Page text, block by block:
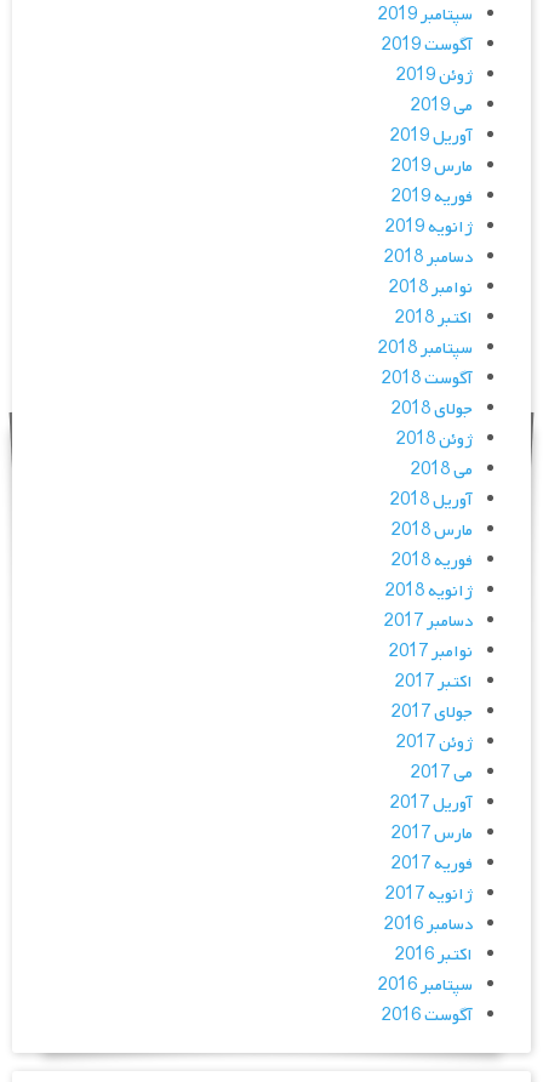
سپتامبر 2019
آگوست 2019
ژوئن 2019
می 2019
آوریل 2019
مارس 2019
فوریه 2019
ژانویه 2019
دسامبر 2018
نوامبر 2018
اکتبر 2018
سپتامبر 2018
آگوست 2018
جولای 2018
ژوئن 2018
می 2018
آوریل 2018
مارس 2018
فوریه 2018
ژانویه 2018
دسامبر 2017
نوامبر 2017
اکتبر 2017
جولای 2017
ژوئن 2017
می 2017
آوریل 2017
مارس 2017
فوریه 2017
ژانویه 2017
دسامبر 2016
اکتبر 2016
سپتامبر 2016
آگوست 2016